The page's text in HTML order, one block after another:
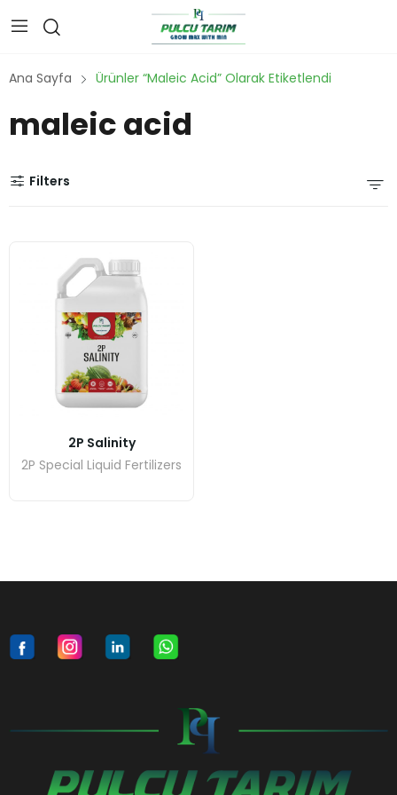
Ana Sayfa Ürünler “maleic Acid” Olarak Etiketlendi
maleic acid
Filters
2P Salinity
2P Special Liquid Fertilizers